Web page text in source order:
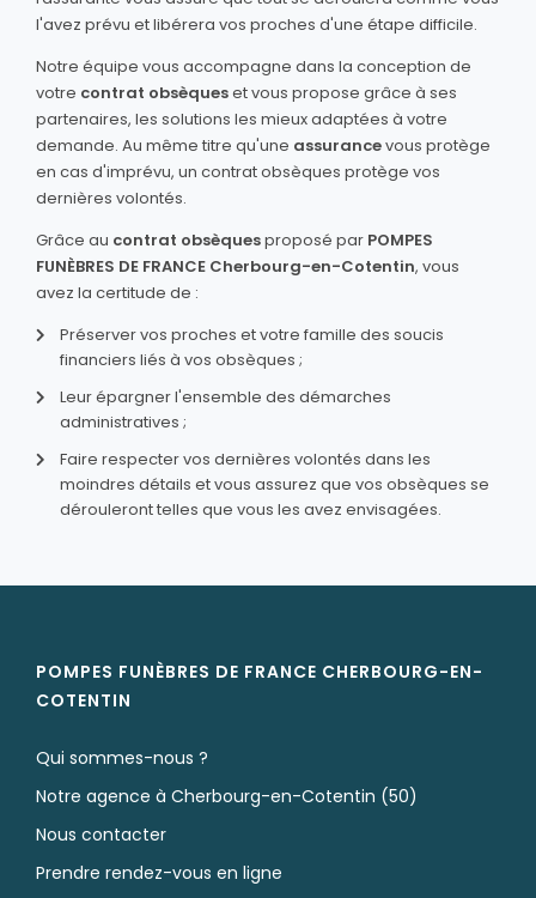
l'avez prévu et libérera vos proches d'une étape difficile.
Notre équipe vous accompagne dans la conception de
votre contrat obsèqueset vous propose grâce à ses
partenaires, les solutions les mieux adaptées à votre
demande. Au même titre qu'une assurancevous protège
en cas d'imprévu, un contrat obsèques protège vos
dernières volontés.
Grâce au contrat obsèquesproposé par POMPES
FUNÈBRES DE FRANCE Cherbourg-en-Cotentin, vous
avez la certitude de :
Préserver vos proches et votre famille des soucis
financiers liés à vos obsèques ;
Leur épargner l'ensemble des démarches
administratives ;
Faire respecter vos dernières volontés dans les
moindres détails et vous assurez que vos obsèques se
dérouleront telles que vous les avez envisagées.
POMPES FUNÈBRES DE FRANCE CHERBOURG-EN-
COTENTIN
Qui sommes-nous ?
Notre agence à Cherbourg-en-Cotentin (50)
Nous contacter
Prendre rendez-vous en ligne